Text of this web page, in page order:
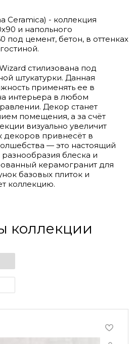
Ceramica) - коллекция
и напольного
под цемент, бетон, в оттенках
стилизована под
штукатурки. Данная
применять ее в
интерьера в любом
Декор станет
помещения, а за счёт
визуально увеличит
декоров привнесёт в
— это настоящий
блеска и
керамогранит для
базовых плиток и
коллекцию.
коллекции